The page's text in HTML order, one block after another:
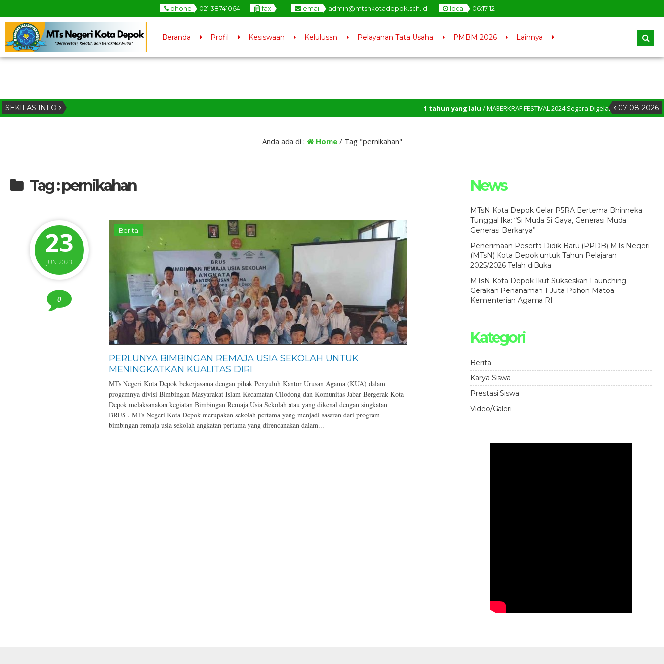
phone 021 38741064 fax - email admin@mtsnkotadepok.sch.id local 06:1713
Beranda Profil Kesiswaan Kelulusan Pelayanan Tata Usaha PMBM 2026 Lainnya
SEKILAS INFO 07-08-2026
1 tahun yang lalu/ MABERKRAF FESTIVAL 2024 Segera Digelar D MTsN Kota
Jenjang Yang Lebih Tinggi
Anda ada di : Home/ Tag "pernikahan"
Tag : pernikahan
23
JUN 2023
0
Berita
PERLUNYA BIMBINGAN REMAJA USIA SEKOLAH UNTUK
MENINGKATKAN KUALITAS DIRI
MTs Negeri Kota Depok bekerjasama dengan pihak Penyuluh Kantor Urusan Agama (KUA) dalam
progamnya divisi Bimbingan Masyarakat Islam Kecamatan Cilodong dan Komunitas Jabar Bergerak Kota
Depok melaksanakan kegiatan Bimbingan Remaja Usia Sekolah atau yang dikenal dengan singkatan
BRUS . MTs Negeri Kota Depok merupakan sekolah pertama yang menjadi sasaran dari program
bimbingan remaja usia sekolah angkatan pertama yang direncanakan dalam...
News
MTsN Kota Depok Gelar P5RA Bertema Bhinneka
Tunggal Ika: “Si Muda Si Gaya, Generasi Muda
Generasi Berkarya”
Penerimaan Peserta Didik Baru (PPDB) MTs Negeri
(MTsN) Kota Depok untuk Tahun Pelajaran
2025/2026 Telah diBuka
MTsN Kota Depok Ikut Sukseskan Launching
Gerakan Penanaman 1 Juta Pohon Matoa
Kementerian Agama RI
Kategori
Berita
Karya Siswa
Prestasi Siswa
Video/Galeri